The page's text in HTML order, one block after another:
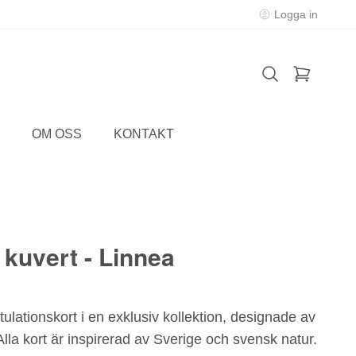
Logga in
OM OSS KONTAKT
- Linnea
i en exklusiv kollektion, designade av
kort är inspirerad av Sverige och svensk natur.